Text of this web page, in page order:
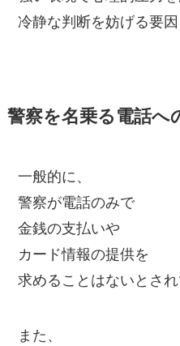
冷静な判断を妨げる要因
警察を名乗る電話へ
一般的に、
警察が電話のみで
金銭の支払いや
カード情報の提供を
求めることはないとされ
また、